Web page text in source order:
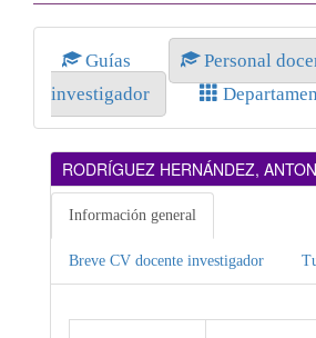
Guías
Personal
investigador
RODRÍGUEZ HERNÁNDEZ,
Información general
Breve CV docente investigador